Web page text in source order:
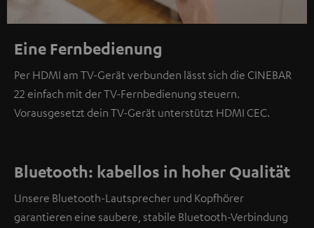
Eine Fernbedienung
Per HDMI am TV-Gerät verbunden lässt sich die CINEBAR
22 einfach mit der TV-Fernbedienung steuern.
Vorausgesetzt dein TV-Gerät unterstützt HDMI CEC.
Bluetooth: kabellos in hoher Qualität
Unsere Bluetooth-Lautsprecher und Kopfhörer
garantieren eine saubere, stabile Bluetooth-Verbindung